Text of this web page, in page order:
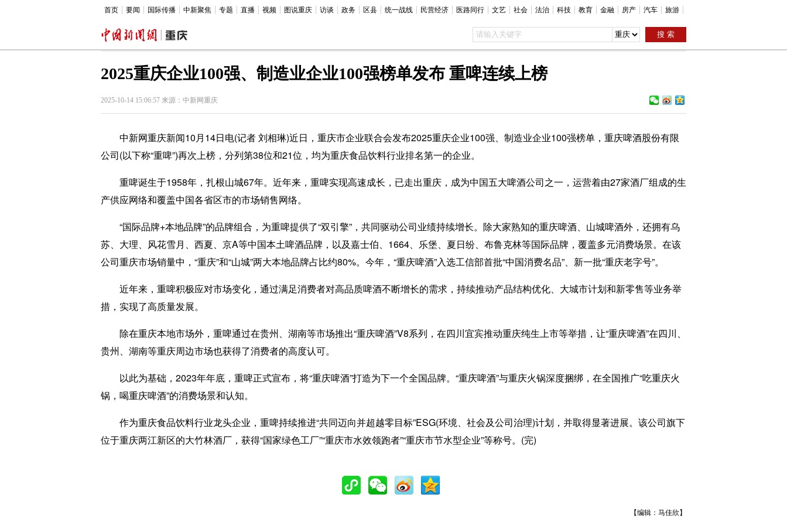
首页 要闻 国际传播 中新聚焦 专题 直播 视频 图说重庆 访谈 政务 区县 统一战线 民营经济 医路同行 文艺 社会 法治 科技 教育 金融 房产 汽车 旅游
2025重庆企业100强、制造业企业100强榜单发布 重啤连续上榜
2025-10-14 15:06:57 来源：中新网重庆
中新网重庆新闻10月14日电(记者 刘相琳)近日，重庆市企业联合会发布2025重庆企业100强、制造业企业100强榜单，重庆啤酒股份有限
公司(以下称“重啤”)再次上榜，分列第38位和21位，均为重庆食品饮料行业排名第一的企业。
重啤诞生于1958年，扎根山城67年。近年来，重啤实现高速成长，已走出重庆，成为中国五大啤酒公司之一，运营着由27家酒厂组成的生
产供应网络和覆盖中国各省区市的市场销售网络。
“国际品牌+本地品牌”的品牌组合，为重啤提供了“双引擎”，共同驱动公司业绩持续增长。除大家熟知的重庆啤酒、山城啤酒外，还拥有乌
苏、大理、风花雪月、西夏、京A等中国本土啤酒品牌，以及嘉士伯、1664、乐堡、夏日纷、布鲁克林等国际品牌，覆盖多元消费场景。在该
公司重庆市场销量中，“重庆”和“山城”两大本地品牌占比约80%。今年，“重庆啤酒”入选工信部首批“中国消费名品”、新一批“重庆老字号”。
近年来，重啤积极应对市场变化，通过满足消费者对高品质啤酒不断增长的需求，持续推动产品结构优化、大城市计划和新零售等业务举
措，实现了高质量发展。
除在重庆本地市场外，重啤通过在贵州、湖南等市场推出“重庆啤酒”V8系列，在四川宜宾推动重庆纯生上市等举措，让“重庆啤酒”在四川、
贵州、湖南等重庆周边市场也获得了消费者的高度认可。
以此为基础，2023年年底，重啤正式宣布，将“重庆啤酒”打造为下一个全国品牌。“重庆啤酒”与重庆火锅深度捆绑，在全国推广“吃重庆火
锅，喝重庆啤酒”的消费场景和认知。
作为重庆食品饮料行业龙头企业，重啤持续推进“共同迈向并超越零目标”ESG(环境、社会及公司治理)计划，并取得显著进展。该公司旗下
位于重庆两江新区的大竹林酒厂，获得“国家绿色工厂”“重庆市水效领跑者”“重庆市节水型企业”等称号。(完)
【编辑：马佳欣】